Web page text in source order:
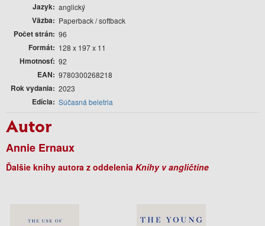
Jazyk anglický
Väzba Paperback / softback
Počet strán 96
Formát 128 x 197 x 11
Hmotnosť 92
EAN 9780300268218
Rok vydania 2023
Edícia Súčasná beletria
Autor
Annie Ernaux
Ďalšie knihy autora z oddelenia Knihy v angličtine